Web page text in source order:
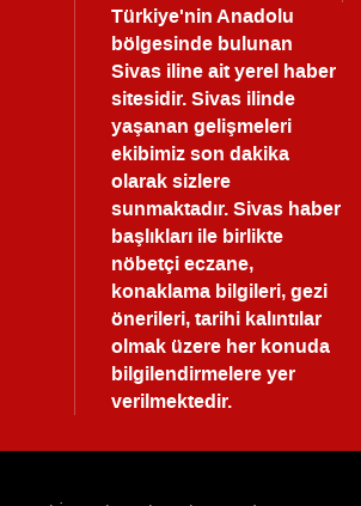
Türkiye'nin Anadolu
bölgesinde bulunan
Sivas iline ait yerel haber
sitesidir. Sivas ilinde
yaşanan gelişmeleri
ekibimiz son dakika
olarak sizlere
sunmaktadır.Sivas haber
başlıkları ile birlikte
nöbetçi eczane,
konaklama bilgileri, gezi
önerileri, tarihi kalıntılar
olmak üzere her konuda
bilgilendirmelere yer
verilmektedir.